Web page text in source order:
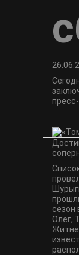
сезон
Олег,